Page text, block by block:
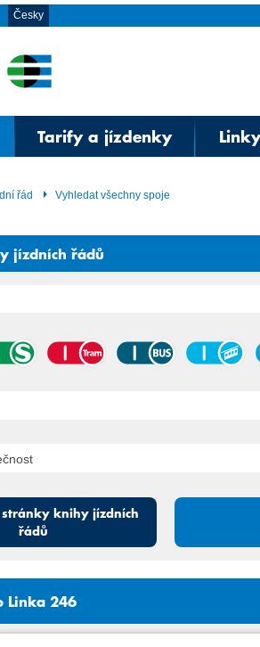
Česky
Tarify a jízdenky
řád Vyhledat všechny spoje
jízdních řádů
knihy jízdních
řádů
Linka 246